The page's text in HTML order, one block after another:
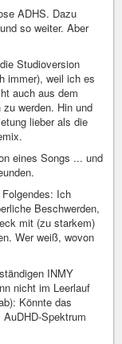
ADHS. Dazu
so weiter. Aber
Studioversion
immer), weil ich es
auch aus dem
werden. Hin und
lieber als die
eines Songs ... und
Ich
Beschwerden,
mit (zu starkem)
Wer weiß, wovon
INMY
nicht im Leerlauf
Könnte das
Spektrum